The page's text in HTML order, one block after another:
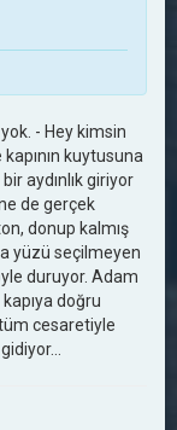
- Hey kimsin
kuytusuna
bir aydınlık giriyor
ne de gerçek
donup kalmış
yüzü seçilmeyen
duruyor. Adam
doğru
tüm cesaretiyle